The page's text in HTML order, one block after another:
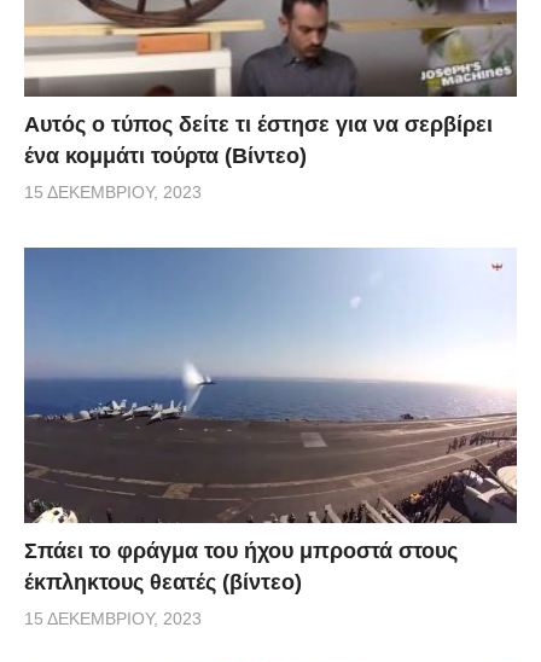
Αυτός ο τύπος δείτε τι έστησε για να σερβίρει
ένα κομμάτι τούρτα (Βίντεο)
15 ΔΕΚΕΜΒΡΊΟΥ, 2023
Σπάει το φράγμα του ήχου μπροστά στους
έκπληκτους θεατές (βίντεο)
15 ΔΕΚΕΜΒΡΊΟΥ, 2023